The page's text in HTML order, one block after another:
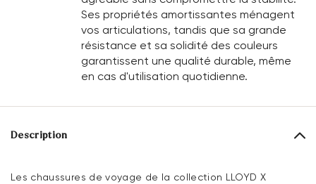
Ses propriétés amortissantes ménagent
vos articulations, tandis que sa grande
résistance et sa solidité des couleurs
garantissent une qualité durable, même
en cas d'utilisation quotidienne.
Description
Les chaussures de voyage de la collection LLOYD X